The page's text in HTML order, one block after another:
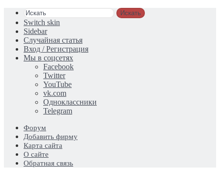
Искать
Switch skin
Sidebar
Случайная статья
Вход / Регистрация
Мы в соцсетях
Facebook
Twitter
YouTube
vk.com
Одноклассники
Telegram
Форум
Добавить фирму
Карта сайта
О сайте
Обратная связь